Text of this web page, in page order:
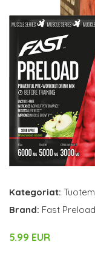
Kategoriat:
Brand: Fast Preload
5.99 EUR